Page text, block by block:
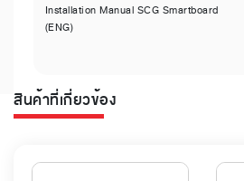
Installation Manual SCG Smartboard
(ENG)
สินค้าที่เกี่ยวข้อง